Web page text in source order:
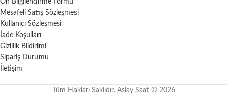
Ön Bilgilendirme Formu
Mesafeli Satış Sözleşmesi
Kullanıcı Sözleşmesi
İade Koşulları
Gizlilik Bildirimi
Sipariş Durumu
İletişim
Tüm Hakları Saklıdır. Aslay Saat © 2026